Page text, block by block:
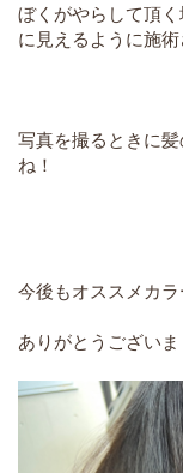
ぼくがやらして頂
に見えるように施
写真を撮るときに
ね！
今後もオススメカ
ありがとうござい